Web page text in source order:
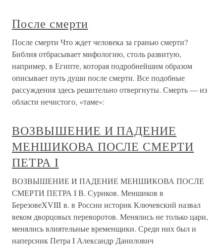
После смерти
После смерти Что ждет человека за гранью смерти?
Библия отбрасывает мифологию, столь развитую,
например, в Египте, которая подробнейшим образом
описывает путь души после смерти. Все подобные
рассуждения здесь решительно отвергнуты. Смерть — из
области нечистого, «таме»:
ВОЗВЫШЕНИЕ И ПАДЕНИЕ
МЕНШИКОВА ПОСЛЕ СМЕРТИ
ПЕТРА I
ВОЗВЫШЕНИЕ И ПАДЕНИЕ МЕНШИКОВА ПОСЛЕ
СМЕРТИ ПЕТРА I В. Суриков. Меншиков в
БерезовеXVIII в. в России историк Ключевский назвал
веком дворцовых переворотов. Менялись не только цари,
менялись влиятельные временщики. Среди них был и
наперсник Петра I Александр Данилович